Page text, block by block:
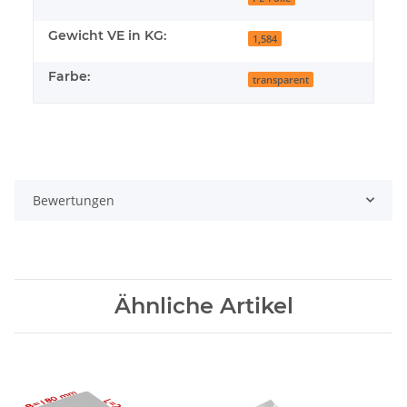
Gewicht VE in KG: 1,584
Farbe: transparent
Bewertungen
Ähnliche Artikel